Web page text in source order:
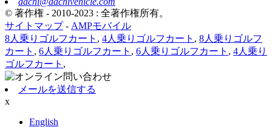
© 著作権 - 2010-2023 : 全著作権所有。
サイトマップ- AMPモバイル
8人乗りゴルフカート , 4人乗りゴルフカート , 8人乗りゴルフ
カート , 6人乗りゴルフカート , 6人乗りゴルフカート , 4人乗り
ゴルフカート ,
メールを送信する
x
English